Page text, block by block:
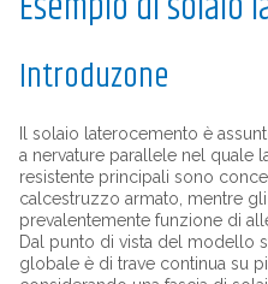
Introduzone
Il solaio laterocemento è
a nervature parallele nel quale
resistente principali sono
calcestruzzo armato, mentre
prevalentemente funzione di
Dal punto di vista del modello
globale è di trave continua su